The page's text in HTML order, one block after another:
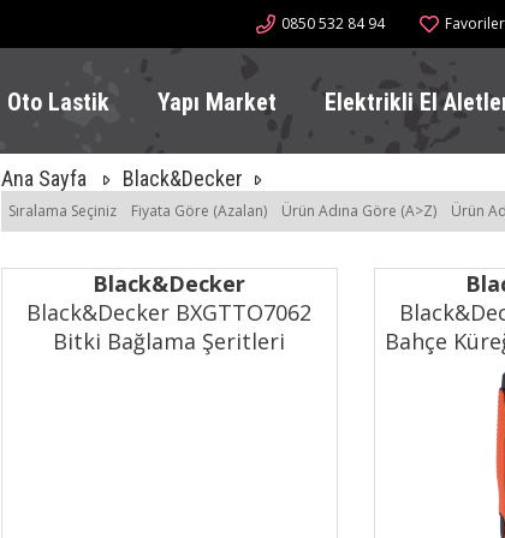
0850 532 84 94
Oto Lastik Yapı Market Elektrikli El
Ana Sayfa Black&Decker
Sıralama Seçiniz Fiyata Göre (Azalan) Ürün Adına Göre (A>Z) Ürün
Black&Decker
Black&Decker BXGTTO7062
Bitki Bağlama Şeritleri
Bahçe